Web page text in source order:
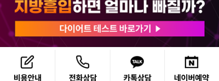
(주)365mcㅣ서울특별시 서초구 서초대로52길 7, 3~4층(서초동, 제일빌딩)
120-87-04354ㅣ김남철
COPYRIGHT(C) 2025 365mc. ALL RIGHTS RESERVED.